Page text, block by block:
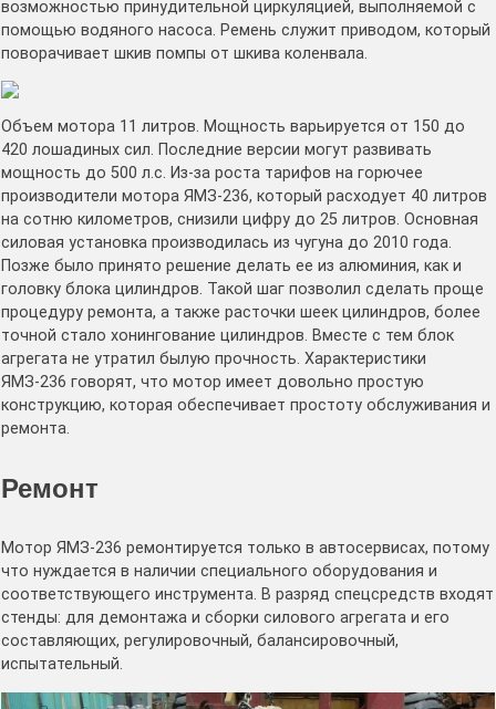
возможностью принудительной циркуляцией, выполняемой с
помощью водяного насоса. Ремень служит приводом, который
поворачивает шкив помпы от шкива коленвала.
Объем мотора 11 литров. Мощность варьируется от 150 до
420 лошадиных сил. Последние версии могут развивать
мощность до 500 л.с. Из-за роста тарифов на горючее
производители мотора ЯМЗ-236, который расходует 40 литров
на сотню километров, снизили цифру до 25 литров. Основная
силовая установка производилась из чугуна до 2010 года.
Позже было принято решение делать ее из алюминия, как и
головку блока цилиндров. Такой шаг позволил сделать проще
процедуру ремонта, а также расточки шеек цилиндров, более
точной стало хонингование цилиндров. Вместе с тем блок
агрегата не утратил былую прочность. Характеристики
ЯМЗ-236 говорят, что мотор имеет довольно простую
конструкцию, которая обеспечивает простоту обслуживания и
ремонта.
Ремонт
Мотор ЯМЗ-236 ремонтируется только в автосервисах, потому
что нуждается в наличии специального оборудования и
соответствующего инструмента. В разряд спецсредств входят
стенды: для демонтажа и сборки силового агрегата и его
составляющих, регулировочный, балансировочный,
испытательный.